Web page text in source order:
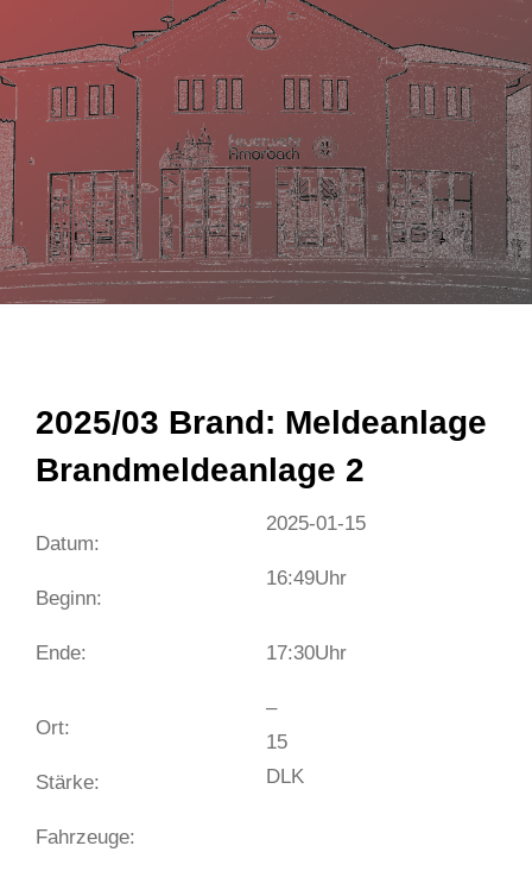
n
2025/03 Brand: Meldeanlage
Brandmeldeanlage 2
Datum:
Beginn:
Ende:
2025-01-15
16:49Uhr
17:30Uhr
Ort:
Stärke:
Fahrzeuge:
–
15
DLK